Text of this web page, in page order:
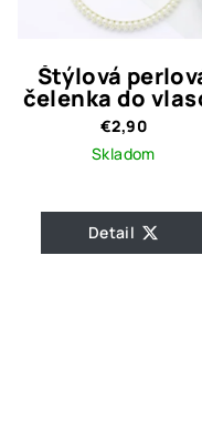
Štýlová
čelenka do
€2,90
Skladom
Detail